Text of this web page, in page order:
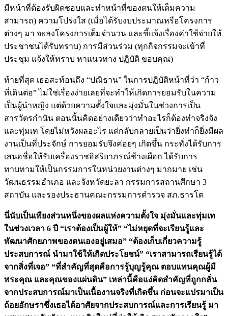
มีหน้าที่ต้องรับผิดชอบและทำหน้าที่ของตนให้เต็มความ
สามารถ) ความโปร่งใส (เมื่อได้รับงบประมาณหรือโครงการ
ต่างๆ มา จะลงโครงการเต็มจำนวน และชี้แจ้งเรื่องค่าใช้จ่ายให้
ประชาชนได้รับทราบ) การมีส่วนร่วม (ทุกกิจกรรมจะเข้าที่
ประชุม แจ้งให้ทราบ หาแนวทาง ปฏิบัติ ขอบคุณ)
ท้ายที่สุด เธอสะท้อนถึง “ปณิธาน” ในการปฏิบัติหน้าที่ว่า “ก้าว
ที่เดินต่อ” ไม่ใช่เรื่องง่ายเลยที่จะทำให้เกิดการยอมรับในความ
เป็นผู้นำหญิง แต่ด้วยความตั้งใจและมุ่งมั่นในช่วงการเป็น
สารวัตรกำนัน ตอนนั้นคิดอย่างเดียวว่าทำอะไรก็ต้องทำจริงจัง
และทุ่มเท โดยไม่หวังผลอะไร แต่กลับกลายเป็นว่ายิ่งทำก็ยิ่งมีผล
งานเป็นที่ประจักษ์ การยอมรับจึงค่อยๆ เกิดขึ้น กระทั่งได้รับการ
เสนอชื่อให้รับเครื่องราชอิสริยาภรณ์ช้างเผือก ได้รับการ
ทาบทามให้เป็นกรรมการในหน่วยงานต่างๆ มากมาย เช่น
วัฒนธรรมอำเภอ และจังหวัดยะลา กรรมการสถานศึกษา 3
สถาบัน และรองประธานคณะกรรมการตำรวจ สภ.ธารโต
นี่นับเป็นเพียงส่วนหนึ่งของผลแห่งความตั้งใจ มุ่งมั่นและทุ่มเท
ในช่วงเวลา 6 ปี “เราต้องเป็นผู้ให้” “ไม่หยุดที่จะเรียนรู้และ
พัฒนาศักยภาพของตนเองอยู่เสมอ” “ต้องเก็บเกี่ยวความรู้
ประสบการณ์ นำมาใช้ให้เกิดประโยชน์” “เราสามารถเรียนรู้ได้
จากสิ่งที่เจอ” “ที่สำคัญที่สุดคือการรู้บุญรู้คุณ ตอบแทนคุณผู้มี
พระคุณ และคุณของแผ่นดิน” เหล่านี้คือแง่คิดสำคัญที่ถูกกลั่น
จากประสบการณ์มาเป็นเนื้องานจริงที่เกิดขึ้น ก่อนจะแปรมาเป็น
ถ้อยอักษราซึ่งเธอได้อาศัยจากประสบการณ์และการเรียนรู้ มา